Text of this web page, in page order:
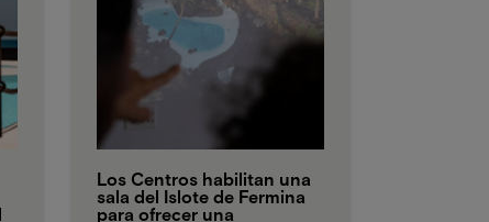
Los Centros habilitan una
sala del Islote de Fermina
para ofrecer una